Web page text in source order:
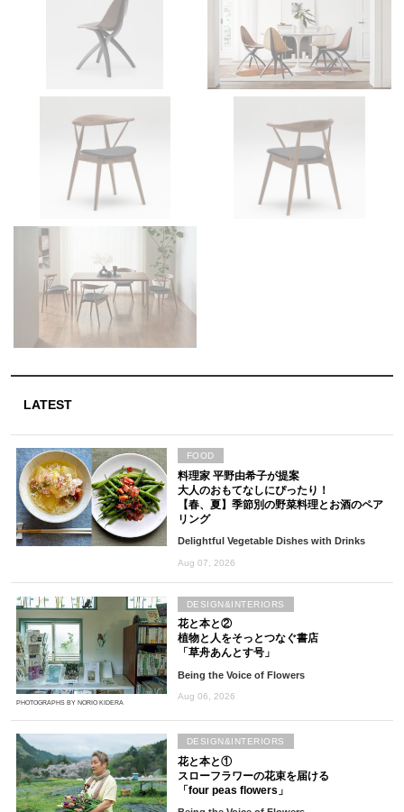
LATEST
料理家 平野由希子が提案
大人のおもてなしにぴったり！
【春、夏】季節別の野菜料理とお酒のペア
リング
Delightful Vegetable Dishes with Drinks
Aug 07, 2026
FOOD
PHOTOGRAPHS BY NORIO KIDERA
花と本と②
植物と人をそっとつなぐ書店
「草舟あんとす号」
Being the Voice of Flowers
Aug 06, 2026
DESIGN&INTERIORS
花と本と①
スローフラワーの花束を届ける
「four peas flowers」
DESIGN&INTERIORS